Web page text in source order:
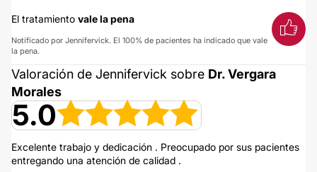
El tratamiento vale la pena
Notificado por Jennifervick. El 100% de pacientes ha indicado que vale
la pena.
Valoración de Jennifervick sobre Dr. Vergara
Morales
5.0
Excelente trabajo y dedicación . Preocupado por sus pacientes
entregando una atención de calidad .